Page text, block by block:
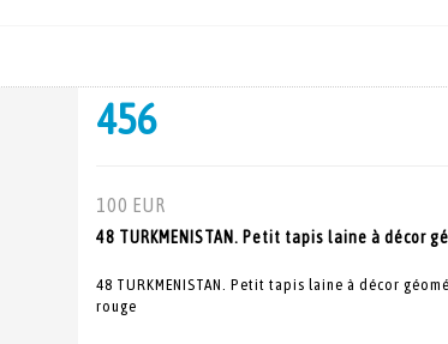
456
100 EUR
48 TURKMENISTAN. Petit tapis laine à décor
48 TURKMENISTAN. Petit tapis laine à décor
rouge